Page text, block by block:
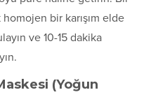
bir karışım elde
ve 10-15 dakika
(Yoğun